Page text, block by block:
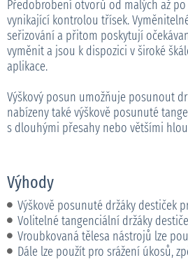
Předobrobení otvorů od malých až
vynikající kontrolou třísek.
seřizování a přitom poskytují
vyměnit a jsou k dispozici v široké
aplikace.
Výškový posun umožňuje posunout
nabízeny také výškově posunuté
s dlouhými přesahy nebo většími
Výhody
Výškově posunuté držáky destiček
Volitelné tangenciální držáky
Vroubkovaná tělesa nástrojů lze
Dále lze použít pro srážení úkosů,